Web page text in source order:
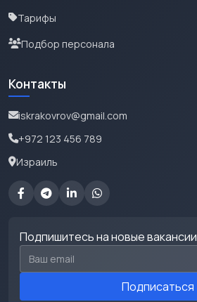
Тарифы
Подбор персонала
Контакты
iskrakovrov@gmail.com
+972 123 456 789
Израиль
Подпишитесь на новые вакансии
Email для подписки
Подписаться